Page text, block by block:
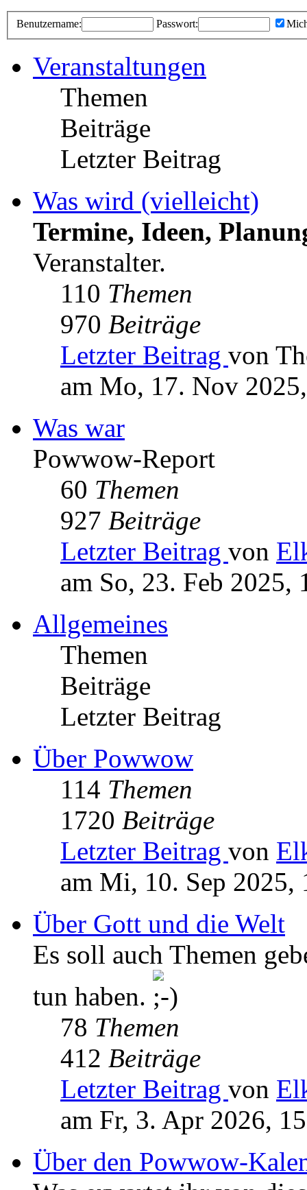
Benutzername: Passwort:
Veranstaltungen
Themen
Beiträge
Letzter Beitrag
Was wird (vielleicht)
Termine, Ideen,
Veranstalter.
110 Themen
970 Beiträge
Letzter Beitrag von
am Mo, 17. Nov
Was war
Powwow-Report
60 Themen
927 Beiträge
Letzter Beitrag von
am So, 23. Feb 2025,
Allgemeines
Themen
Beiträge
Letzter Beitrag
Über Powwow
114 Themen
1720 Beiträge
Letzter Beitrag von
am Mi, 10. Sep 2025,
Über Gott und die Welt
Es soll auch Themen
tun haben.
78 Themen
412 Beiträge
Letzter Beitrag von
am Fr, 3. Apr 2026,
Über den Powwow-